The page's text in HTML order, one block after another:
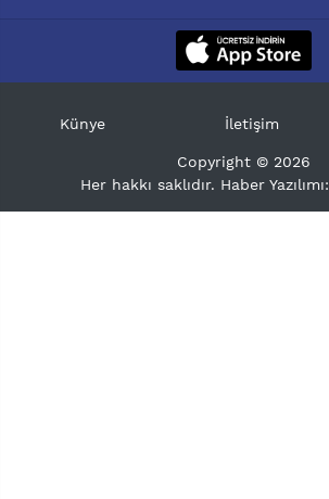
Künye İletişim
Copyright © 2026
Her hakkı saklıdır. Haber Yazılımı: